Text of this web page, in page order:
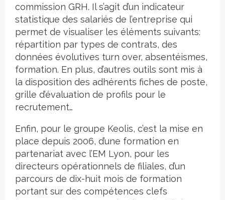
commission GRH. Il s’agit d’un indicateur
statistique des salariés de l’entreprise qui
permet de visualiser les éléments suivants:
répartition par types de contrats, des
données évolutives turn over, absentéismes,
formation. En plus, d’autres outils sont mis à
la disposition des adhérents fiches de poste,
grille d’évaluation de profils pour le
recrutement…
Enfin, pour le groupe Keolis, c’est la mise en
place depuis 2006, d’une formation en
partenariat avec l’EM Lyon, pour les
directeurs opérationnels de filiales, d’un
parcours de dix-huit mois de formation
portant sur des compétences clefs